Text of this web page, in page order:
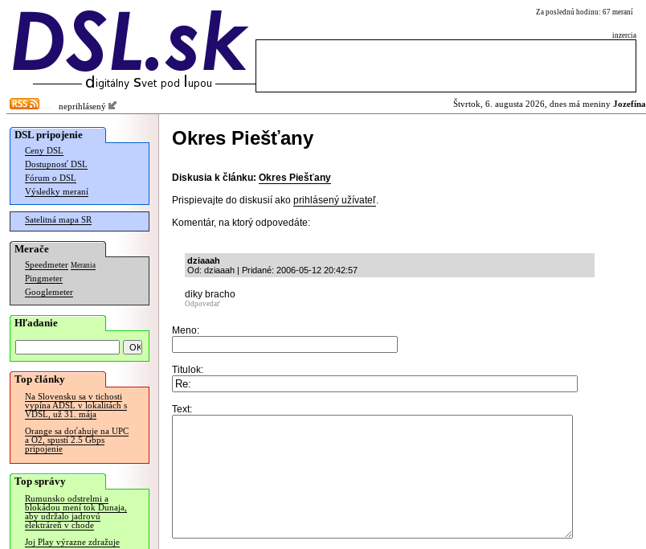
Za poslednú hodinu: 67 meraní
inzercia
neprihlásený Štvrtok, 6. augusta 2026, dnes má meniny Jozefína
DSL pripojenie
Ceny DSL
Dostupnosť DSL
Fórum o DSL
Výsledky meraní
Satelitná mapa SR
Merače
Speedmeter Merania
Pingmeter
Googlemeter
Hľadanie
Top články
Na Slovensku sa v tichosti
vypína ADSL v lokalitách s
VDSL, už 31. mája
Orange sa doťahuje na UPC
a O2, spustí 2.5 Gbps
pripojenie
Top správy
Rumunsko odstrelmi a
blokádou mení tok Dunaja,
aby udržalo jadrovú
elektráreň v chode
Joj Play výrazne zdražuje
Okres Piešťany
Diskusia k článku: Okres Piešťany
Prispievajte do diskusií ako prihlásený užívateľ.
Komentár, na ktorý odpovedáte:
dziaaah
Od: dziaaah | Pridané: 2006-05-12 20:42:57
diky bracho
Odpovedať
Meno:
Titulok:
Text: